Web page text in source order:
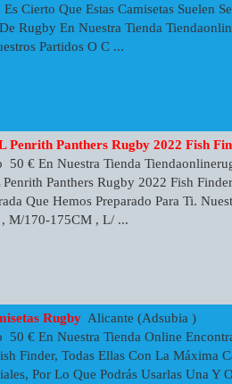
Es Cierto Que Estas Camisetas Suelen
Rugby En Nuestra Tienda
Partidos O C ...
Penrith Panthers Rugby 2022 Fish
50 € En Nuestra Tienda
Penrith Panthers Rugby 2022 Fish
Que Hemos Preparado Para Ti.
M/170-175CM , L/ ...
Rugby Alicante (Adsubia )
50 € En Nuestra Tienda Online
Finder, Todas Ellas Con La Máxima
Por Lo Que Podrás Usarlas Una Y